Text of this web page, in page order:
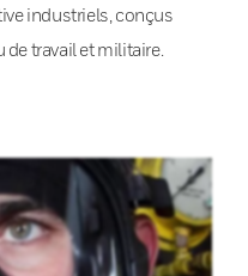
industriels, conçus
travail et militaire.